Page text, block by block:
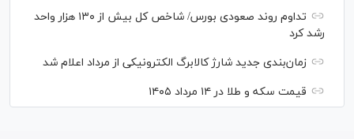
تداوم روند صعودی بورس/ شاخص کل بیش از ۱۳۰ هزار واحد
رشد کرد
زمان‌بندی جدید شارژ کالابرگ الکترونیکی از مرداد اعلام شد
قیمت سکه و طلا در ۱۴ مرداد ۱۴۰۵